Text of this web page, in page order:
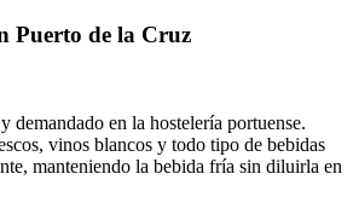
Puerto de la Cruz
demandado en la hostelería portuense.
vinos blancos y todo tipo de bebidas
manteniendo la bebida fría sin diluirla en